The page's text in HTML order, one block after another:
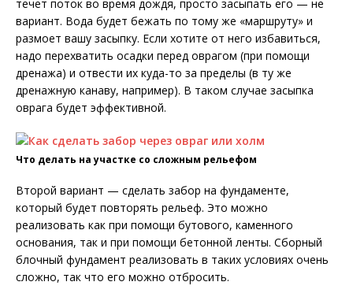
течет поток во время дождя, просто засыпать его — не
вариант. Вода будет бежать по тому же «маршруту» и
размоет вашу засыпку. Если хотите от него избавиться,
надо перехватить осадки перед оврагом (при помощи
дренажа) и отвести их куда-то за пределы (в ту же
дренажную канаву, например). В таком случае засыпка
оврага будет эффективной.
Что делать на участке со сложным рельефом
Второй вариант — сделать забор на фундаменте,
который будет повторять рельеф. Это можно
реализовать как при помощи бутового, каменного
основания, так и при помощи бетонной ленты. Сборный
блочный фундамент реализовать в таких условиях очень
сложно, так что его можно отбросить.